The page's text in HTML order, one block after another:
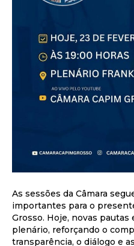
As sessões da Câmara
importantes para o
Grosso. Hoje, novas
plenário, reforçando o
transparência, o diálogo e